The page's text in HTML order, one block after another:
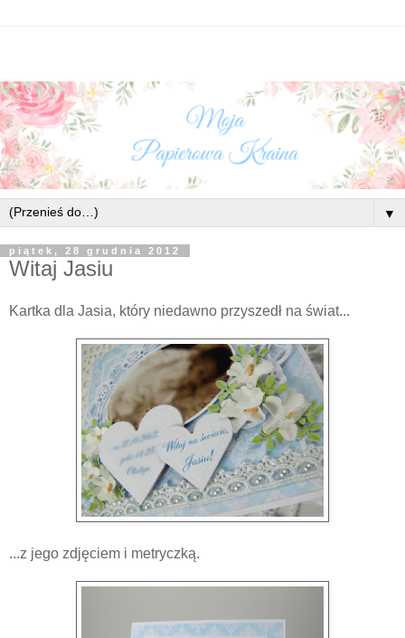
▼
piątek, 28 grudnia 2012
Witaj Jasiu
Kartka dla Jasia, który niedawno przyszedł na świat...
...z jego zdjęciem i metryczką.